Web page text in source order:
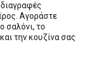
Αγοράστε
σαλόνι, το
την κουζίνα σας